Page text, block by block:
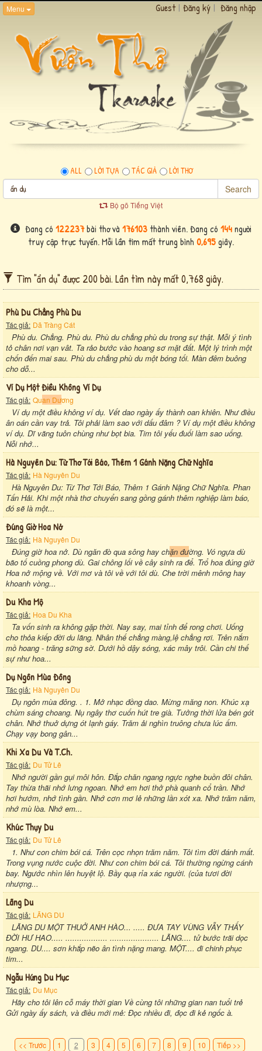
Menu Guest | Đăng ký | Đăng nhập
ALL LỜI TỰA TÁC GIẢ LỜI THƠ
Search
Bộ gõ Tiếng Việt
Đang có 122237bài thơ và 176103 thành viên. Đang có 144người
truy cập trực tuyến. Mỗi lần tìm mất trung bình 0,695giây.
Tìm "ẩn dụ" được 200 bài. Lần tìm này mất 0,768 giây.
Phù Du Chẳng Phù Du
Tác giả: Dã Tràng Cát
Phù du. Chẳng. Phù du. Phù du chẳng phù du trong sự thật. Mỗi ý tình
tỏ chân nơi vạn vât. Ta rảo bước vào hoang sơ mặt đất. Một lý trình một
chốn đến mai sau. Phù du chẳng phù du một bóng tối. Màn đêm buông
cho dỗ...
Ví Dụ Một Điều Không Ví Dụ
Tác giả: Quan Dương
Ví dụ một điều không ví dụ. Vết dao ngày ấy thành oan khiên. Như điều
ân oán cần vay trả. Tôi phải làm sao với dấu đâm ? Ví dụ một điều không
ví dụ. Dĩ vãng tuôn chùng như bọt bia. Tim tôi yếu đuối làm sao uống.
Nỗi nhớ...
Hà Nguyên Du: Từ Thơ Tới Báo, Thêm 1 Gánh Nặng Chữ Nghĩa
Tác giả: Hà Nguyên Du
Hà Nguyên Du: Từ Thơ Tới Báo, Thêm 1 Gánh Nặng Chữ Nghĩa. Phan
Tấn Hải. Khi một nhà thơ chuyển sang gồng gánh thêm nghiệp làm báo,
đó sẽ là một...
Đúng Giờ Hoa Nở
Tác giả: Hà Nguyên Du
Đúng giờ hoa nở. Dù ngăn đò qua sông hay chặn đường. Vó ngựa dù
bão tố cuồng phong dù. Gai chông lối về cây sinh ra để. Trổ hoa đúng giờ
Hoa nở mộng về. Với mơ và tôi về với tôi dù. Che trời mênh mông hay
khoanh vòng...
Du Kha Mộ
Tác giả: Hoa Du Kha
Ta vốn sinh ra không gặp thời. Nay say, mai tỉnh để rong chơi. Uống
cho thỏa kiếp đời du lãng. Nhân thế chẳng màng,lệ chẳng rơi. Trên nắm
mồ hoang - trăng sững sờ. Dưới hồ dậy sóng, xác mây trôi. Cần chi thế
sự như hoa...
Dụ Ngôn Mùa Đông
Tác giả: Hà Nguyên Du
Dụ ngôn mùa đông. . 1. Mở nhạc đồng dao. Mừng măng non. Khúc xạ
chùm sáng choang. Nụ ngây thơ cuốn hút tre già. Tưởng thời lửa bén gót
chân. Nhớ thuở dựng ót lạnh gáy. Trăm ải nghìn truông chưa lúc ấm.
Chạy vạy bong gân...
Khi Xa Du Và T.ch.
Tác giả: Du Tử Lê
Nhớ người gần gụi môi hôn. Đắp chăn ngang ngực nghe buồn đôi chân.
Tay thừa thãi nhớ lưng ngoan. Nhớ em hơi thở phà quanh cổ trần. Nhớ
hơi hướm, nhớ tình gần. Nhớ cơn mơ lẻ những lần xót xa. Nhớ trăm năm,
nhớ mù lòa. Nhớ em...
Khúc Thụy Du
Tác giả: Du Tử Lê
1. Như con chim bói cá. Trên cọc nhọn trăm năm. Tôi tìm đời đánh mất.
Trong vụng nước cuộc đời. Như con chim bói cá. Tôi thường ngừng cánh
bay. Ngước nhìn lên huyệt lộ. Bầy quạ rỉa xác người. (của tươi đời
nhượng...
Lãng Du
Tác giả: LÃNG DU
LÃNG DU MỘT THUỞ ANH HÀO... ..... ĐƯA TAY VÙNG VẪY THẤY
ĐỜI HƯ HAO..... .................. ..................... LÃNG.... tử bước trãi dọc
ngang. DU.... sơn khắp nẽo ân tình nặng mang. MỘT.... đi chinh phục
tim...
Ngẫu Hứng Du Mục
Tác giả: Du Mục
Hãy cho tôi lên cỗ máy thời gian Về cùng tôi những gian nan tuổi trẻ
Gửi ngày ấy sách, và điều mới mẻ: Đọc nhiều đi, đọc đi kẻ ngốc à.
<< Trước 1 2 3 4 5 6 7 8 9 10 Tiếp >>